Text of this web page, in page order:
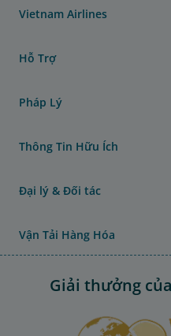
Vietnam Airlines
Hỗ Trợ
Pháp Lý
Thông Tin Hữu Ích
Đại lý & Đối tác
Vận Tải Hàng Hóa
Giải thưởng